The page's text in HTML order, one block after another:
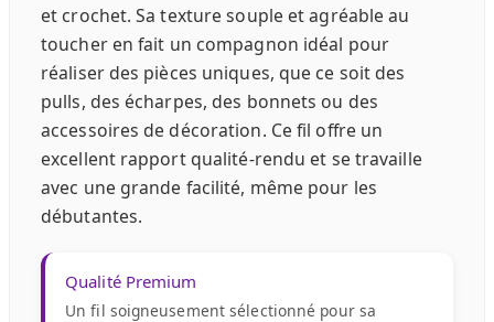
et crochet. Sa texture souple et agréable au
toucher en fait un compagnon idéal pour
réaliser des pièces uniques, que ce soit des
pulls, des écharpes, des bonnets ou des
accessoires de décoration. Ce fil offre un
excellent rapport qualité-rendu et se travaille
avec une grande facilité, même pour les
débutantes.
Qualité Premium
Un fil soigneusement sélectionné pour sa